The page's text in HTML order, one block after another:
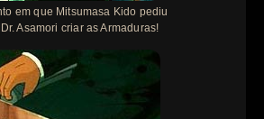
em que Mitsumasa Kido pediu
Asamori criar as Armaduras!